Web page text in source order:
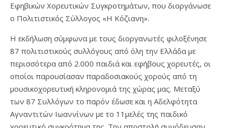
Εφηβικών Χορευτικών Συγκροτημάτων, που διοργάνωσε
ο Πολιτιστικός Σύλλογος «Η Κόζιανη».
Η εκδήλωση σύμφωνα με τους διοργανωτές φιλοξένησε
87 πολιτιστικούς συλλόγους από όλη την Ελλάδα με
περισσότερα από 2.000 παιδιά και εφήβους χορευτές, οι
οποίοι παρουσίασαν παραδοσιακούς χορούς από τη
μουσικοχορευτική κληρονομιά της χώρας μας. Μεταξύ
των 87 Συλλόγων το παρόν έδωσε και η Αδελφότητα
Αγναντιτών Ιωαννίνων με το 11μελές της παιδικό